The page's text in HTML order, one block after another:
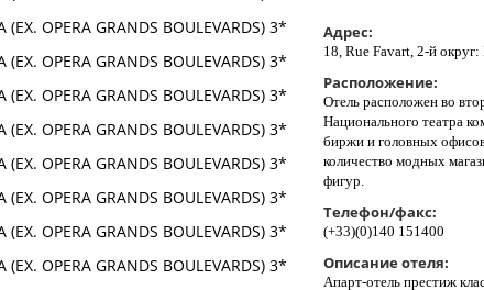
Адрес:
18, Rue Favart, 2-й
Расположение:
Отель расположен во
Национального театра
биржи и головных
количество модных
фигур.
Телефон/факс:
(+33)(0)140 151400
Описание отеля:
Апарт-отель престиж